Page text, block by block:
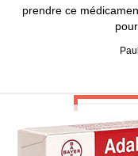
prendre ce